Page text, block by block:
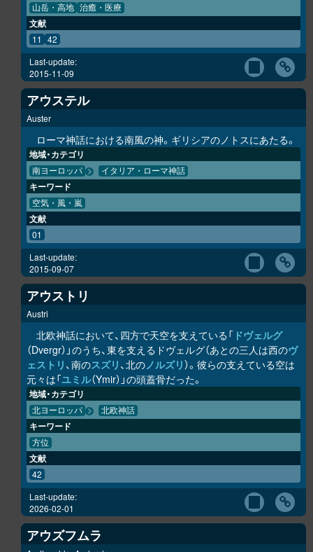
山岳・高地 治癒・医療
文献
11 42
Last-update:
2015-11-09
アウステル
Auster
ローマ神話における南風の神。ギリシアのノトスにあたる。
地域・カテゴリ
南ヨーロッパ イタリア・ローマ神話
キーワード
空気・風・嵐
文献
01
Last-update:
2015-09-07
アウストリ
Austri
北欧神話において、四方で天空を支えている「 ドヴェルグ
（Dvergr）」のうち、東を支えるドヴェルグ（あとの三人は西のヴ
ェストリ 、南のスズリ 、北のノルズリ）。彼らの支えている空は
元々は「ユミル（Ymir）」の頭蓋骨だった。
地域・カテゴリ
北ヨーロッパ 北欧神話
キーワード
方位
文献
42
Last-update:
2026-02-01
アウズフムラ